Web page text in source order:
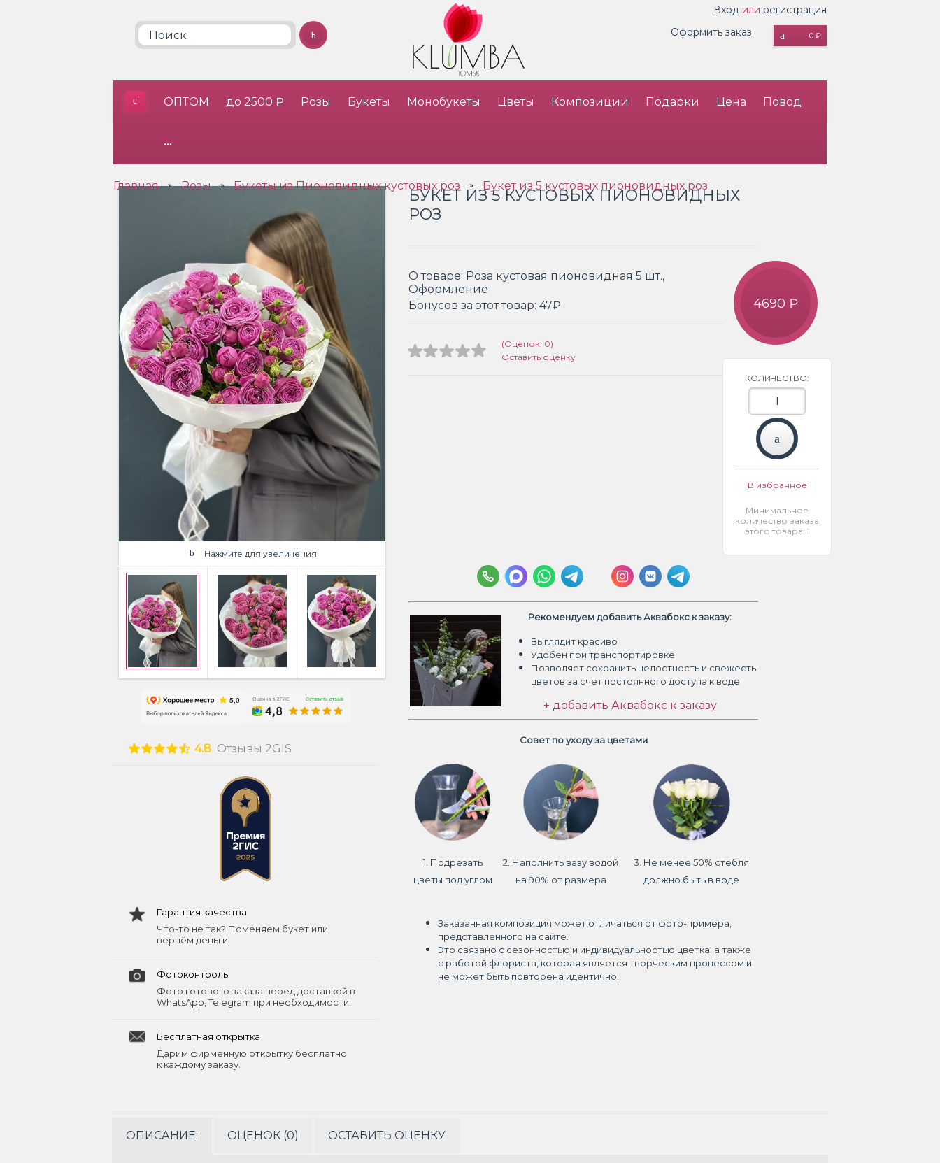
Вход или регистрация
0 ₽
Оформить заказ
ОПТОМ до 2500 ₽ Розы Букеты Монобукеты Цветы Композиции Подарки Цена Повод
•••
Главная » Розы » Букеты из Пионовидных кустовых роз » Букет из 5 кустовых пионовидных роз
Нажмите для увеличения
4.8 Отзывы 2GIS
Гарантия качества
Что-то не так? Поменяем букет или
вернём деньги.
Фотоконтроль
Фото готового заказа перед доставкой в
WhatsApp, Telegram при необходимости.
Бесплатная открытка
Дарим фирменную открытку бесплатно
к каждому заказу.
БУКЕТ ИЗ 5 КУСТОВЫХ ПИОНОВИДНЫХ
РОЗ
О товаре: Роза кустовая пионовидная 5 шт.,
Оформление
Бонусов за этот товар: 47₽
(Оценок: 0)
Оставить оценку
4690 ₽
КОЛИЧЕСТВО:
В избранное
Минимальное
количество заказа
этого товара: 1
Рекомендуем добавить Аквабокс к заказу:
Выглядит красиво
Удобен при транспортировке
Позволяет сохранить целостность и свежесть
цветов за счет постоянного доступа к воде
+ добавить Аквабокс к заказу
Совет по уходу за цветами
1. Подрезать
цветы под углом
2. Наполнить вазу водой
на 90% от размера
3. Не менее 50% стебля
должно быть в воде
Заказанная композиция может отличаться от фото-примера,
представленного на сайте.
Это связано с сезонностью и индивидуальностью цветка, а также
с работой флориста, которая является творческим процессом и
не может быть повторена идентично.
ОПИСАНИЕ: ОЦЕНОК (0) ОСТАВИТЬ ОЦЕНКУ